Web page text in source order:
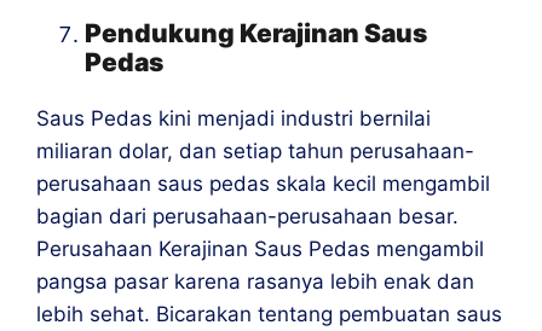
Pendukung Kerajinan Saus
Pedas
Saus Pedas kini menjadi industri bernilai
miliaran dolar, dan setiap tahun perusahaan-
perusahaan saus pedas skala kecil mengambil
bagian dari perusahaan-perusahaan besar.
Perusahaan Kerajinan Saus Pedas mengambil
pangsa pasar karena rasanya lebih enak dan
lebih sehat. Bicarakan tentang pembuatan saus